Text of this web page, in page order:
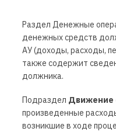
Раздел Денежные
денежных средств
АУ (доходы, расходы,
также содержит
должника.
Подраздел Движение
произведенные
возникшие в ходе